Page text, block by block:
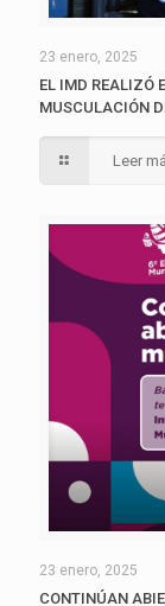
23 enero, 2025
EL IMD REALIZÓ
MUSCULACIÓN
Leer
23 enero, 2025
CONTINÚAN